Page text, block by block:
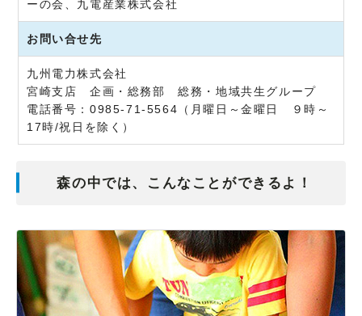
ーの会、九電産業株式会社
お問い合せ先
九州電力株式会社
宮崎支店 企画・総務部 総務・地域共生グループ
電話番号：0985-71-5564（月曜日～金曜日 ９時～
17時/祝日を除く）
森の中では、こんなことができるよ！